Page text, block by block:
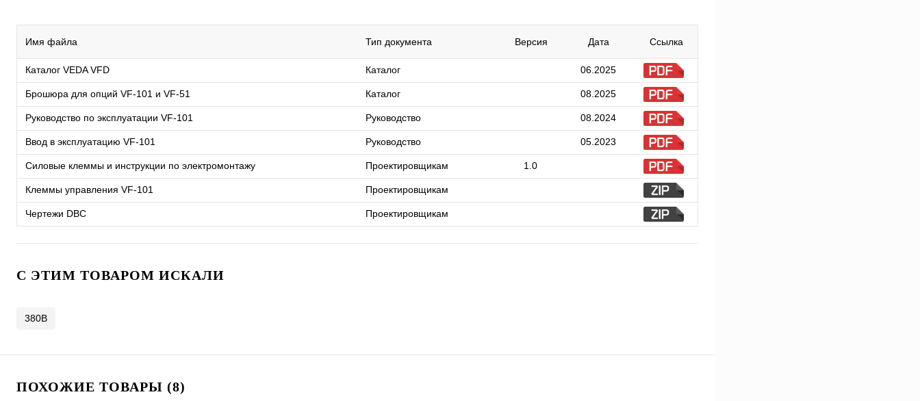
Имя файла Тип документа Версия Дата Ссылка
Каталог VEDA VFD Каталог 06.2025
Брошюра для опций VF-101 и VF-51 Каталог 08.2025
Руководство по эксплуатации VF-101 Руководство 08.2024
Ввод в эксплуатацию VF-101 Руководство 05.2023
Силовые клеммы и инструкции по электромонтажу Проектировщикам 1.0
Клеммы управления VF-101 Проектировщикам
Чертежи DBC Проектировщикам
C ЭТИМ ТОВАРОМ ИСКАЛИ
380В
ПОХОЖИЕ ТОВАРЫ (8)